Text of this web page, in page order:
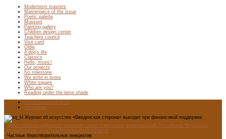
Modernism masters
Masterpiece of the issue
Poetic palette
Museum
Painting gallery
Children design center
Teachers council
Visit card
Oldie
A dog’s life
Classics
Hello, music!
Our projects
No milestone
We write in prose
White square
Who are you?
Reading under the lamp shade
Лента новостей RSS
Vkontakte
Журнал об искусстве «Введенская сторона» выходит при финансовой поддержке:
- Министерства цифрового развития, связи и массовых коммуникаций Российской Федерации
- Министерство культуры Новгородской области
- Частных благотворительных инициатив